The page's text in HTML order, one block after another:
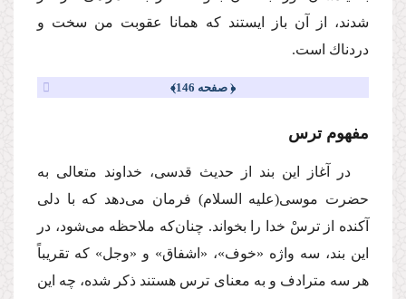
شدند، از آن باز ایستند كه همانا عقوبت من سخت و
دردناك است.
﴿ صفحه 146﴾
مفهوم ترس
در آغاز این بند از حدیث قدسى، خداوند متعالى به
حضرت موسى(علیه السلام) فرمان مى‌دهد كه با دلى
آكنده از ترسْ خدا را بخواند. چنان‌كه ملاحظه مى‌شود، در
این بند، سه واژه «خوف»، «اشفاق» و «وجل» كه تقریباً
هر سه مترادف و به معناى ترس هستند ذكر شده، چه این